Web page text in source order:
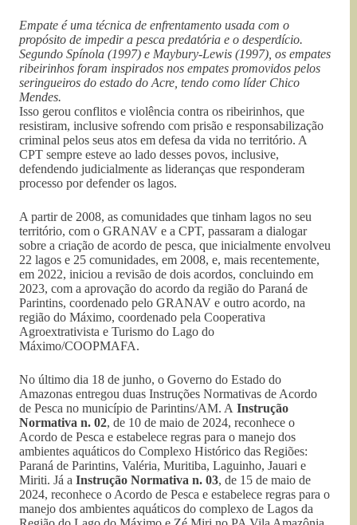
Empate é uma técnica de enfrentamento usada com o
propósito de impedir a pesca predatória e o desperdício.
Segundo Spínola (1997) e Maybury-Lewis (1997), os empates
ribeirinhos foram inspirados nos empates promovidos pelos
seringueiros do estado do Acre, tendo como líder Chico
Mendes.
Isso gerou conflitos e violência contra os ribeirinhos, que
resistiram, inclusive sofrendo com prisão e responsabilização
criminal pelos seus atos em defesa da vida no território. A
CPT sempre esteve ao lado desses povos, inclusive,
defendendo judicialmente as lideranças que responderam
processo por defender os lagos.
A partir de 2008, as comunidades que tinham lagos no seu
território, com o GRANAV e a CPT, passaram a dialogar
sobre a criação de acordo de pesca, que inicialmente envolveu
22 lagos e 25 comunidades, em 2008, e, mais recentemente,
em 2022, iniciou a revisão de dois acordos, concluindo em
2023, com a aprovação do acordo da região do Paraná de
Parintins, coordenado pelo GRANAV e outro acordo, na
região do Máximo, coordenado pela Cooperativa
Agroextrativista e Turismo do Lago do
Máximo/COOPMAFA.
No último dia 18 de junho, o Governo do Estado do
Amazonas entregou duas Instruções Normativas de Acordo
de Pesca no município de Parintins/AM. A Instrução
Normativa n. 02, de 10 de maio de 2024, reconhece o
Acordo de Pesca e estabelece regras para o manejo dos
ambientes aquáticos do Complexo Histórico das Regiões:
Paraná de Parintins, Valéria, Muritiba, Laguinho, Jauari e
Miriti. Já a Instrução Normativa n. 03, de 15 de maio de
2024, reconhece o Acordo de Pesca e estabelece regras para o
manejo dos ambientes aquáticos do complexo de Lagos da